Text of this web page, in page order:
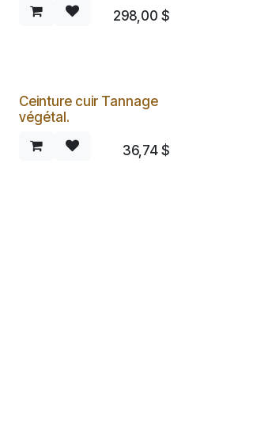
298,00 $
Ceinture cuir Tannage
végétal.
36,74 $